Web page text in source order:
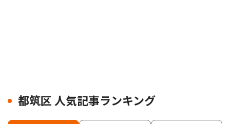
都筑区 人気記事ランキング